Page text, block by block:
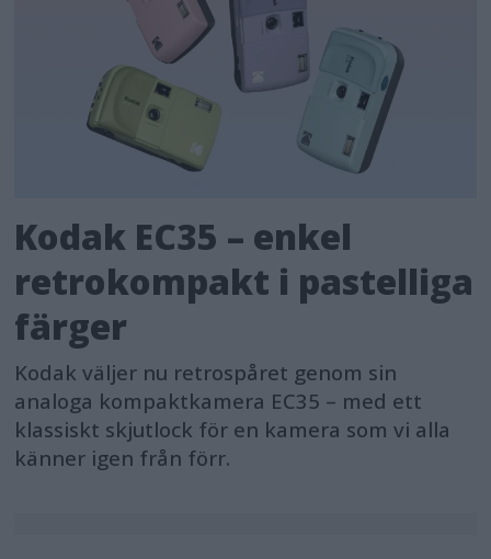
Kodak EC35 – enkel
retrokompakt i pastelliga
färger
Kodak väljer nu retrospåret genom sin
analoga kompaktkamera EC35 – med ett
klassiskt skjutlock för en kamera som vi alla
känner igen från förr.